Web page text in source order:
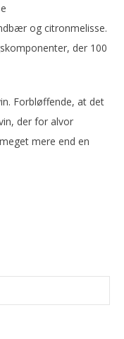
og citronmelisse.
der 100
Forbløffende, at det
der for alvor
mere end en